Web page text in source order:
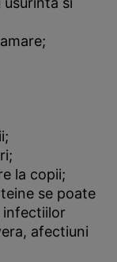
la copii;
se poate
infectiilor
afectiuni